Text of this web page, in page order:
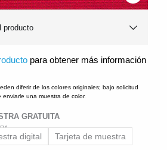
producto
para obtener más información
diferir de los colores originales; bajo solicitud
una muestra de color.
GRATUITA
digital Tarjeta de muestra